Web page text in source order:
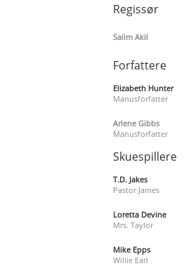
Regissør
Salim Akil
Forfattere
Elizabeth Hunter
Manusforfatter
Arlene Gibbs
Manusforfatter
Skuespillere
T.D. Jakes
Pastor James
Loretta Devine
Mrs. Taylor
Mike Epps
Willie Earl